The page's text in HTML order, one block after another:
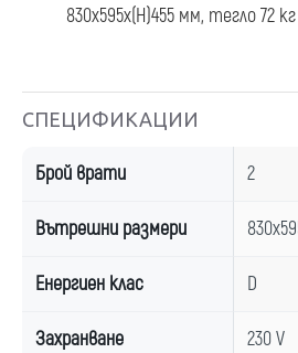
830x595x(H)455 мм, тегло 72 кг
СПЕЦИФИКАЦИИ
Брой врати 2
Вътрешни размери
Енергиен клас D
Захранване 230 V